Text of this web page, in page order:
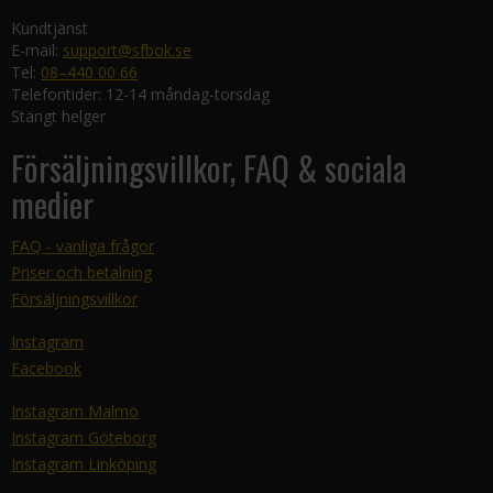
Kundtjänst
E-mail: support@sfbok.se
Tel: 08–440 00 66
Telefontider: 12-14 måndag-torsdag
Stängt helger
Försäljningsvillkor, FAQ & sociala
medier
FAQ - vanliga frågor
Priser och betalning
Försäljningsvillkor
Instagram
Facebook
Instagram Malmö
Instagram Göteborg
Instagram Linköping